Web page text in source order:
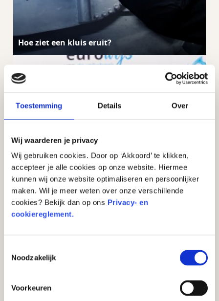
Toestemming Details Over
Wij waarderen je privacy
Wij gebruiken cookies. Door op ‘Akkoord’ te klikken,
accepteer je alle cookies op onze website. Hiermee
kunnen wij onze website optimaliseren en persoonlijker
maken. Wil je meer weten over onze verschillende
cookies? Bekijk dan op ons Privacy- en
cookiereglement.
Noodzakelijk
Voorkeuren
Hoe ziet een kluis eruit?